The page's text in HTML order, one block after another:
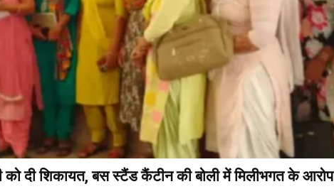
दी शिकायत, बस स्टैंड कैंटीन की बोली में मिलीभगत के आरोप